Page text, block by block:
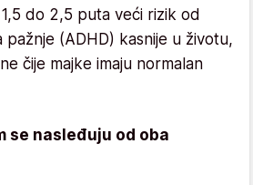
do 2,5 puta veći rizik od
pažnje (ADHD) kasnije u životu,
čije majke imaju normalan
se nasleđuju od oba